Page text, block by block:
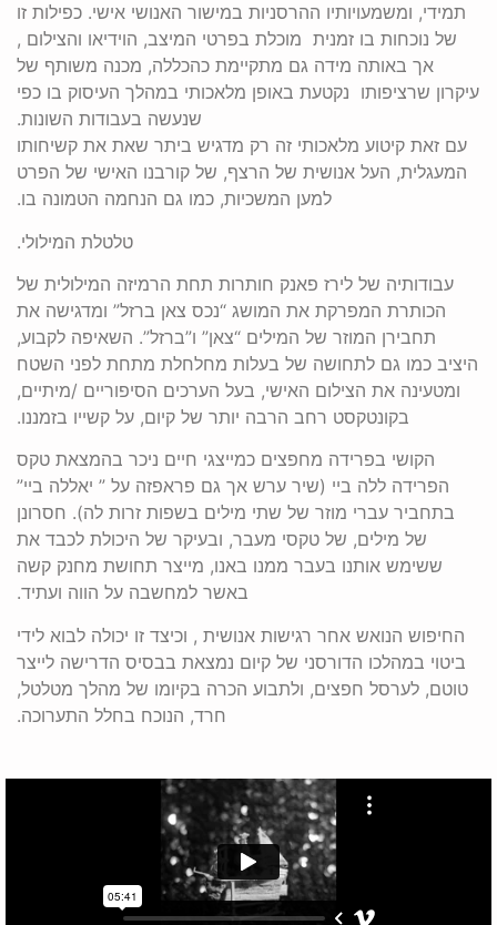
תמידי, ומשמעויותיו ההרסניות במישור האנושי אישי. כפילות זו
של נוכחות בו זמנית מוכלת בפרטי המיצב, הוידיאו והצילום ,
אך באותה מידה גם מתקיימת כהכללה, מכנה משותף של
עיקרון שרציפותו נקטעת באופן מלאכותי במהלך העיסוק בו כפי
שנעשה בעבודות השונות.
עם זאת קיטוע מלאכותי זה רק מדגיש ביתר שאת את קשיחותו
המעגלית, העל אנושית של הרצף, של קורבנו האישי של הפרט
למען המשכיות, כמו גם הנחמה הטמונה בו.
טלטלת המילולי.
עבודותיה של לירז פאנק חותרות תחת הרמיזה המילולית של
הכותרת המפרקת את המושג “נכס צאן ברזל” ומדגישה את
תחבירן המוזר של המילים “צאן” ו”ברזל”. השאיפה לקבוע,
היציב כמו גם לתחושה של בעלות מחלחלת מתחת לפני השטח
ומטעינה את הצילום האישי, בעל הערכים הסיפוריים /מיתיים,
בקונטקסט רחב הרבה יותר של קיום, על קשייו בזמננו.
הקושי בפרידה מחפצים כמייצגי חיים ניכר בהמצאת טקס
הפרידה ללה ביי (שיר ערש אך גם פראפזה על ” יאללה ביי”
בתחביר עברי מוזר של שתי מילים בשפות זרות לה). חסרונן
של מילים, של טקסי מעבר, ובעיקר של היכולת לכבד את
ששימש אותנו בעבר ממנו באנו, מייצר תחושת מחנק קשה
באשר למחשבה על הווה ועתיד.
החיפוש הנואש אחר רגישות אנושית , וכיצד זו יכולה לבוא לידי
ביטוי במהלכו הדורסני של קיום נמצאת בבסיס הדרישה לייצר
טוטם, לערסל חפצים, ולתבוע הכרה בקיומו של מהלך מטלטל,
חרד, הנוכח בחלל התערוכה.